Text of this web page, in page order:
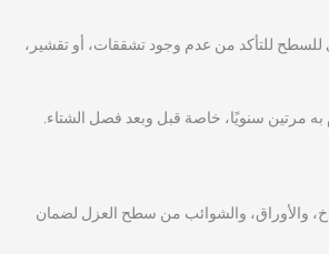
للتأكد من عدم وجود تشققات، أو تقشير،
به مرتين سنويًا، خاصة قبل وبعد فصل الشتاء.
والأوراق، والشوائب من سطح العزل لضمان